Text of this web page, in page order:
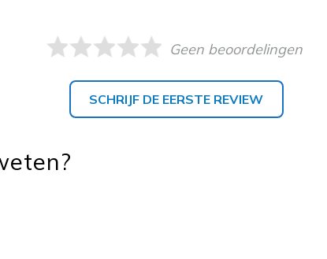
Geen beoordelingen
SCHRIJF DE EERSTE REVIEW